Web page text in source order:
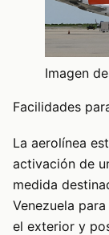
Imagen
Facilidades
La aerolínea
activación de
medida
Venezuela
el exterior y